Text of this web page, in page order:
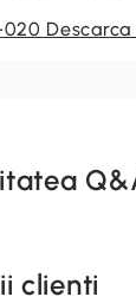
020
clienti